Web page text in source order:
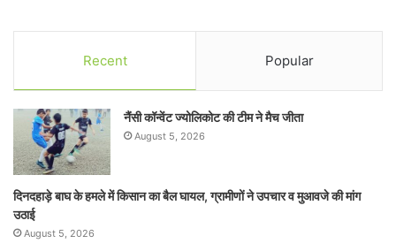
Recent Popular
नैंसी कॉन्वेंट ज्योलिकोट की टीम ने मैच जीता
August 5, 2026
दिनदहाड़े बाघ के हमले में किसान का बैल घायल, ग्रामीणों ने उपचार व मुआवजे की मांग
उठाई
August 5, 2026